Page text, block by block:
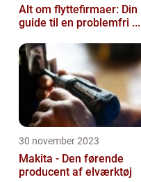
Alt om flyttefirmaer: Din
guide til en problemfri ...
30 november 2023
Makita - Den førende
producent af elværktøj